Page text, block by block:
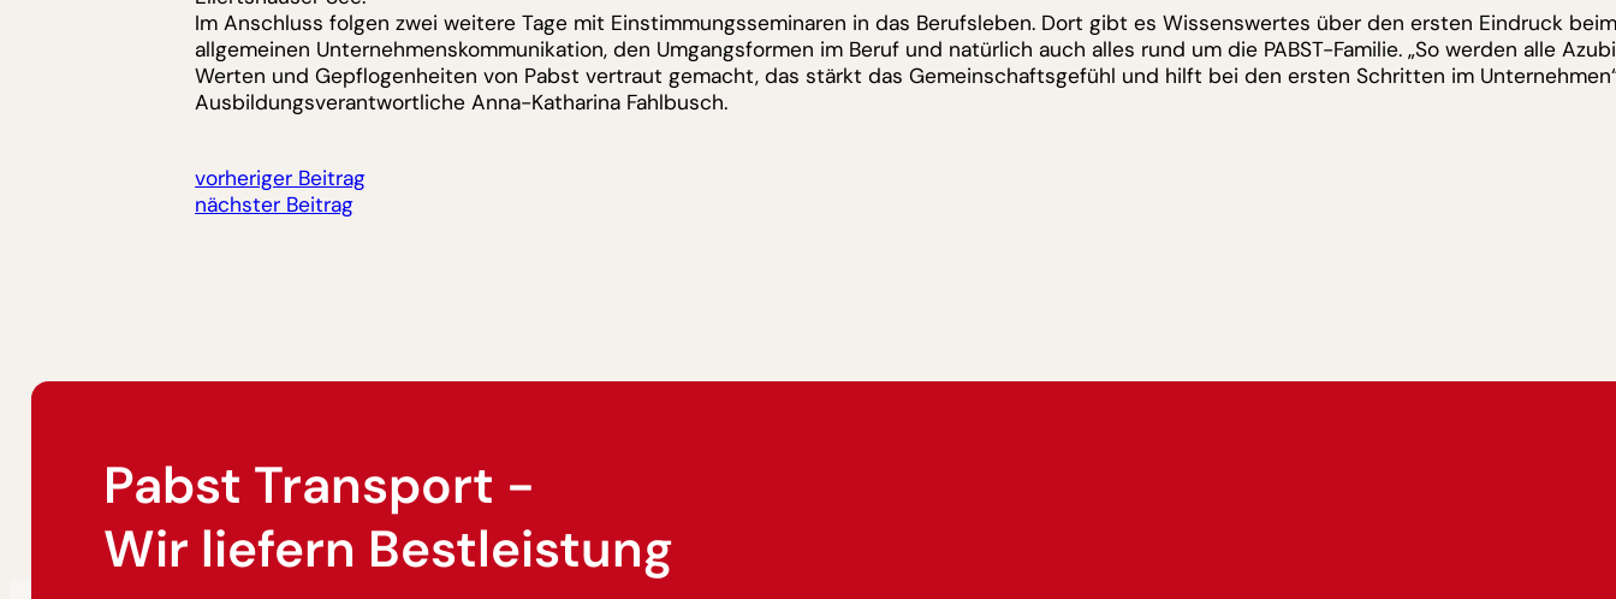
Im Anschluss folgen zwei weitere Tage mit Einstimmungsseminaren in das Berufsleben. Dort gibt es Wissenswertes über den ersten Eindruck
allgemeinen Unternehmenskommunikation, den Umgangsformen im Beruf und natürlich auch alles rund um die PABST-Familie. „So werden alle
Werten und Gepflogenheiten von Pabst vertraut gemacht, das stärkt das Gemeinschaftsgefühl und hilft bei den ersten Schritten im
Ausbildungsverantwortliche Anna-Katharina Fahlbusch.
vorheriger Beitrag
nächster Beitrag
Pabst Transport -
Wir liefern Bestleistung